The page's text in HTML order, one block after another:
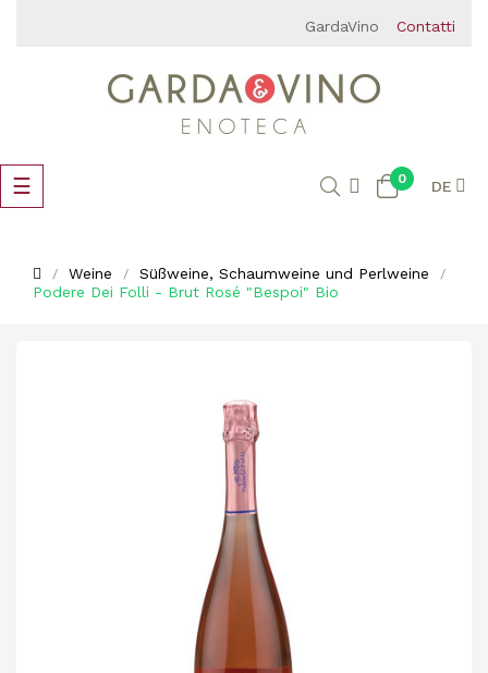
GardaVino Contatti
Umschalten
der
☰ 0 DE
Weine
Süßweine, Schaumweine und Perlweine
Podere Dei Folli - Brut Rosé "Bespoi" Bio